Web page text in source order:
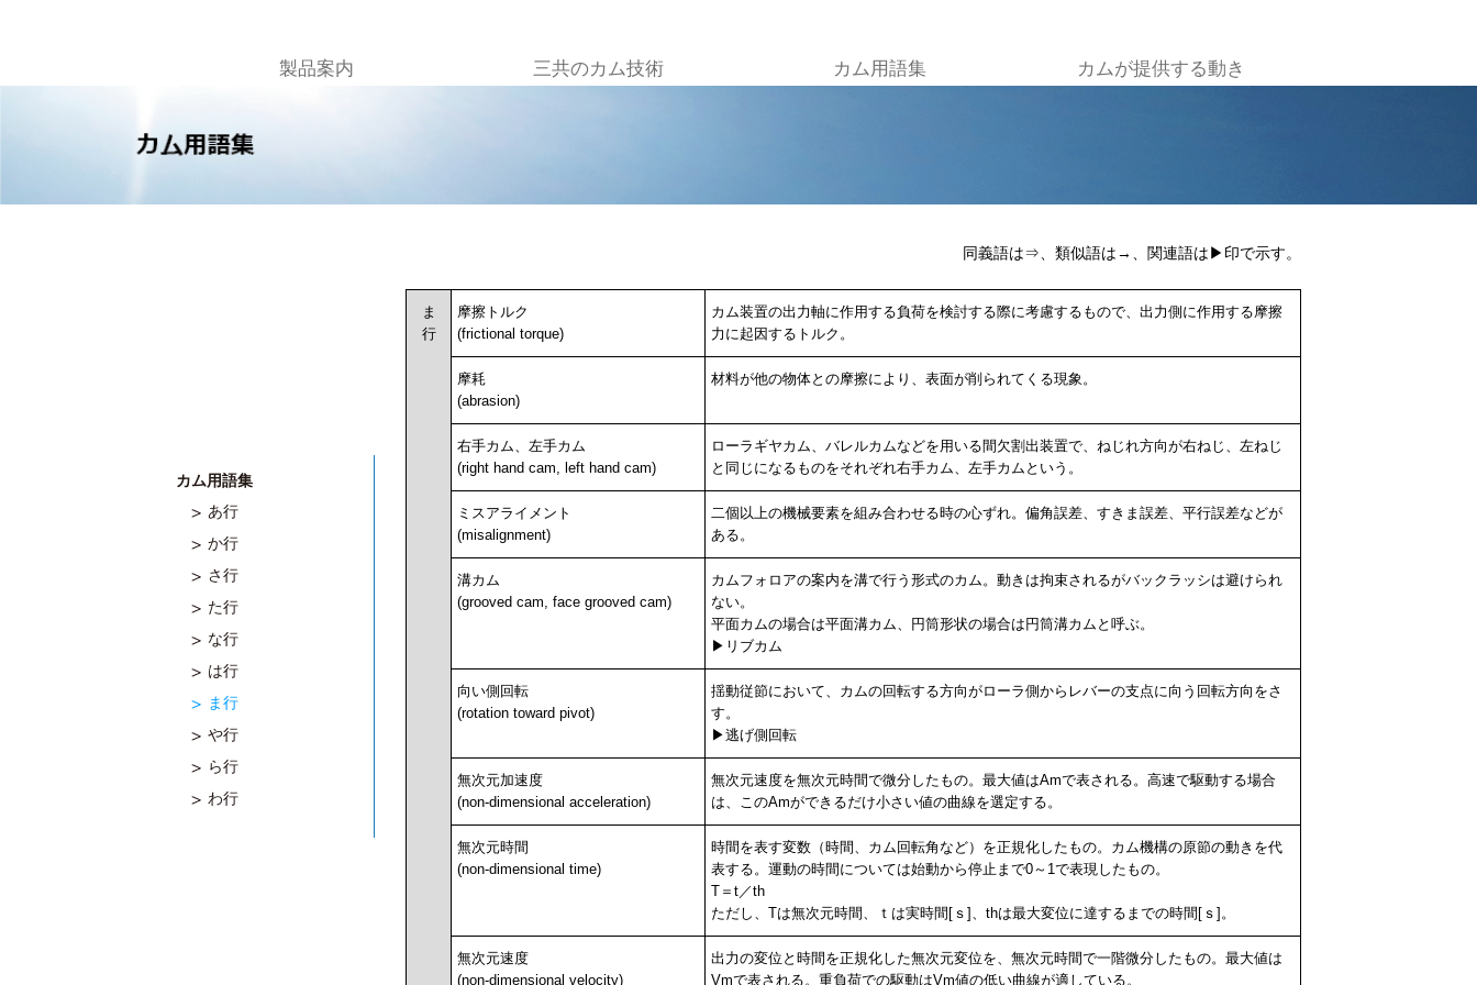
製品案内 三共のカム技術 カム用語集 カムが提供する動き
カム用語集
あ行
か行
さ行
た行
な行
は行
ま行
や行
ら行
わ行
同義語は⇒、類似語は→、関連語は▶印で示す。
ま
行
摩擦トルク
(frictional torque)
カム装置の出力軸に作用する負荷を検討する際に考慮するもので、出力側に作用する摩擦
力に起因するトルク。
摩耗
(abrasion)
材料が他の物体との摩擦により、表面が削られてくる現象。
右手カム、左手カム
(right hand cam, left hand cam)
ローラギヤカム、バレルカムなどを用いる間欠割出装置で、ねじれ方向が右ねじ、左ねじ
と同じになるものをそれぞれ右手カム、左手カムという。
ミスアライメント
(misalignment)
二個以上の機械要素を組み合わせる時の心ずれ。偏角誤差、すきま誤差、平行誤差などが
ある。
溝カム
(grooved cam, face grooved cam)
カムフォロアの案内を溝で行う形式のカム。動きは拘束されるがバックラッシは避けられ
ない。
平面カムの場合は平面溝カム、円筒形状の場合は円筒溝カムと呼ぶ。
▶リブカム
向い側回転
(rotation toward pivot)
揺動従節において、カムの回転する方向がローラ側からレバーの支点に向う回転方向をさ
す。
▶逃げ側回転
無次元加速度
(non-dimensional acceleration)
無次元速度を無次元時間で微分したもの。最大値はAmで表される。高速で駆動する場合
は、このAmができるだけ小さい値の曲線を選定する。
無次元時間
(non-dimensional time)
時間を表す変数（時間、カム回転角など）を正規化したもの。カム機構の原節の動きを代
表する。運動の時間については始動から停止まで0～1で表現したもの。
T＝t／th
ただし、Tは無次元時間、ｔは実時間[ｓ]、thは最大変位に達するまでの時間[ｓ]。
無次元速度
(non-dimensional velocity)
出力の変位と時間を正規化した無次元変位を、無次元時間で一階微分したもの。最大値は
Vmで表される。重負荷での駆動はVm値の低い曲線が適している。